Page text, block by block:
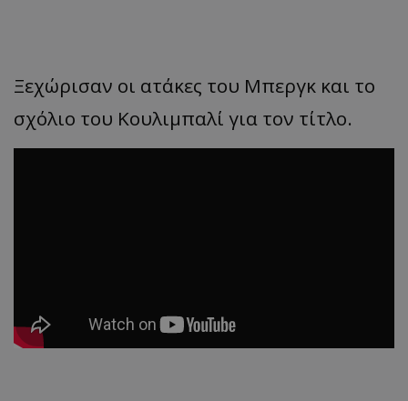
Ξεχώρισαν οι ατάκες του Μπεργκ και το
σχόλιο του Κουλιμπαλί για τον τίτλο.